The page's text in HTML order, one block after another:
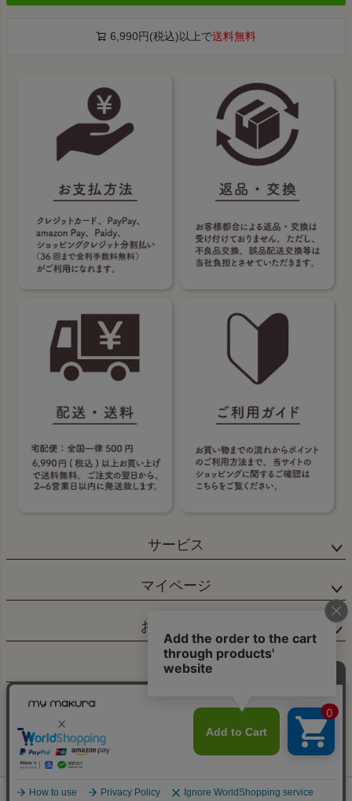
6,990円(税込)以上で送料無料
サービス
マイページ
お問合せ先
会社概要
©2024 眠りの専門店マイまくら All Rights reserved.
ご注文へ
×